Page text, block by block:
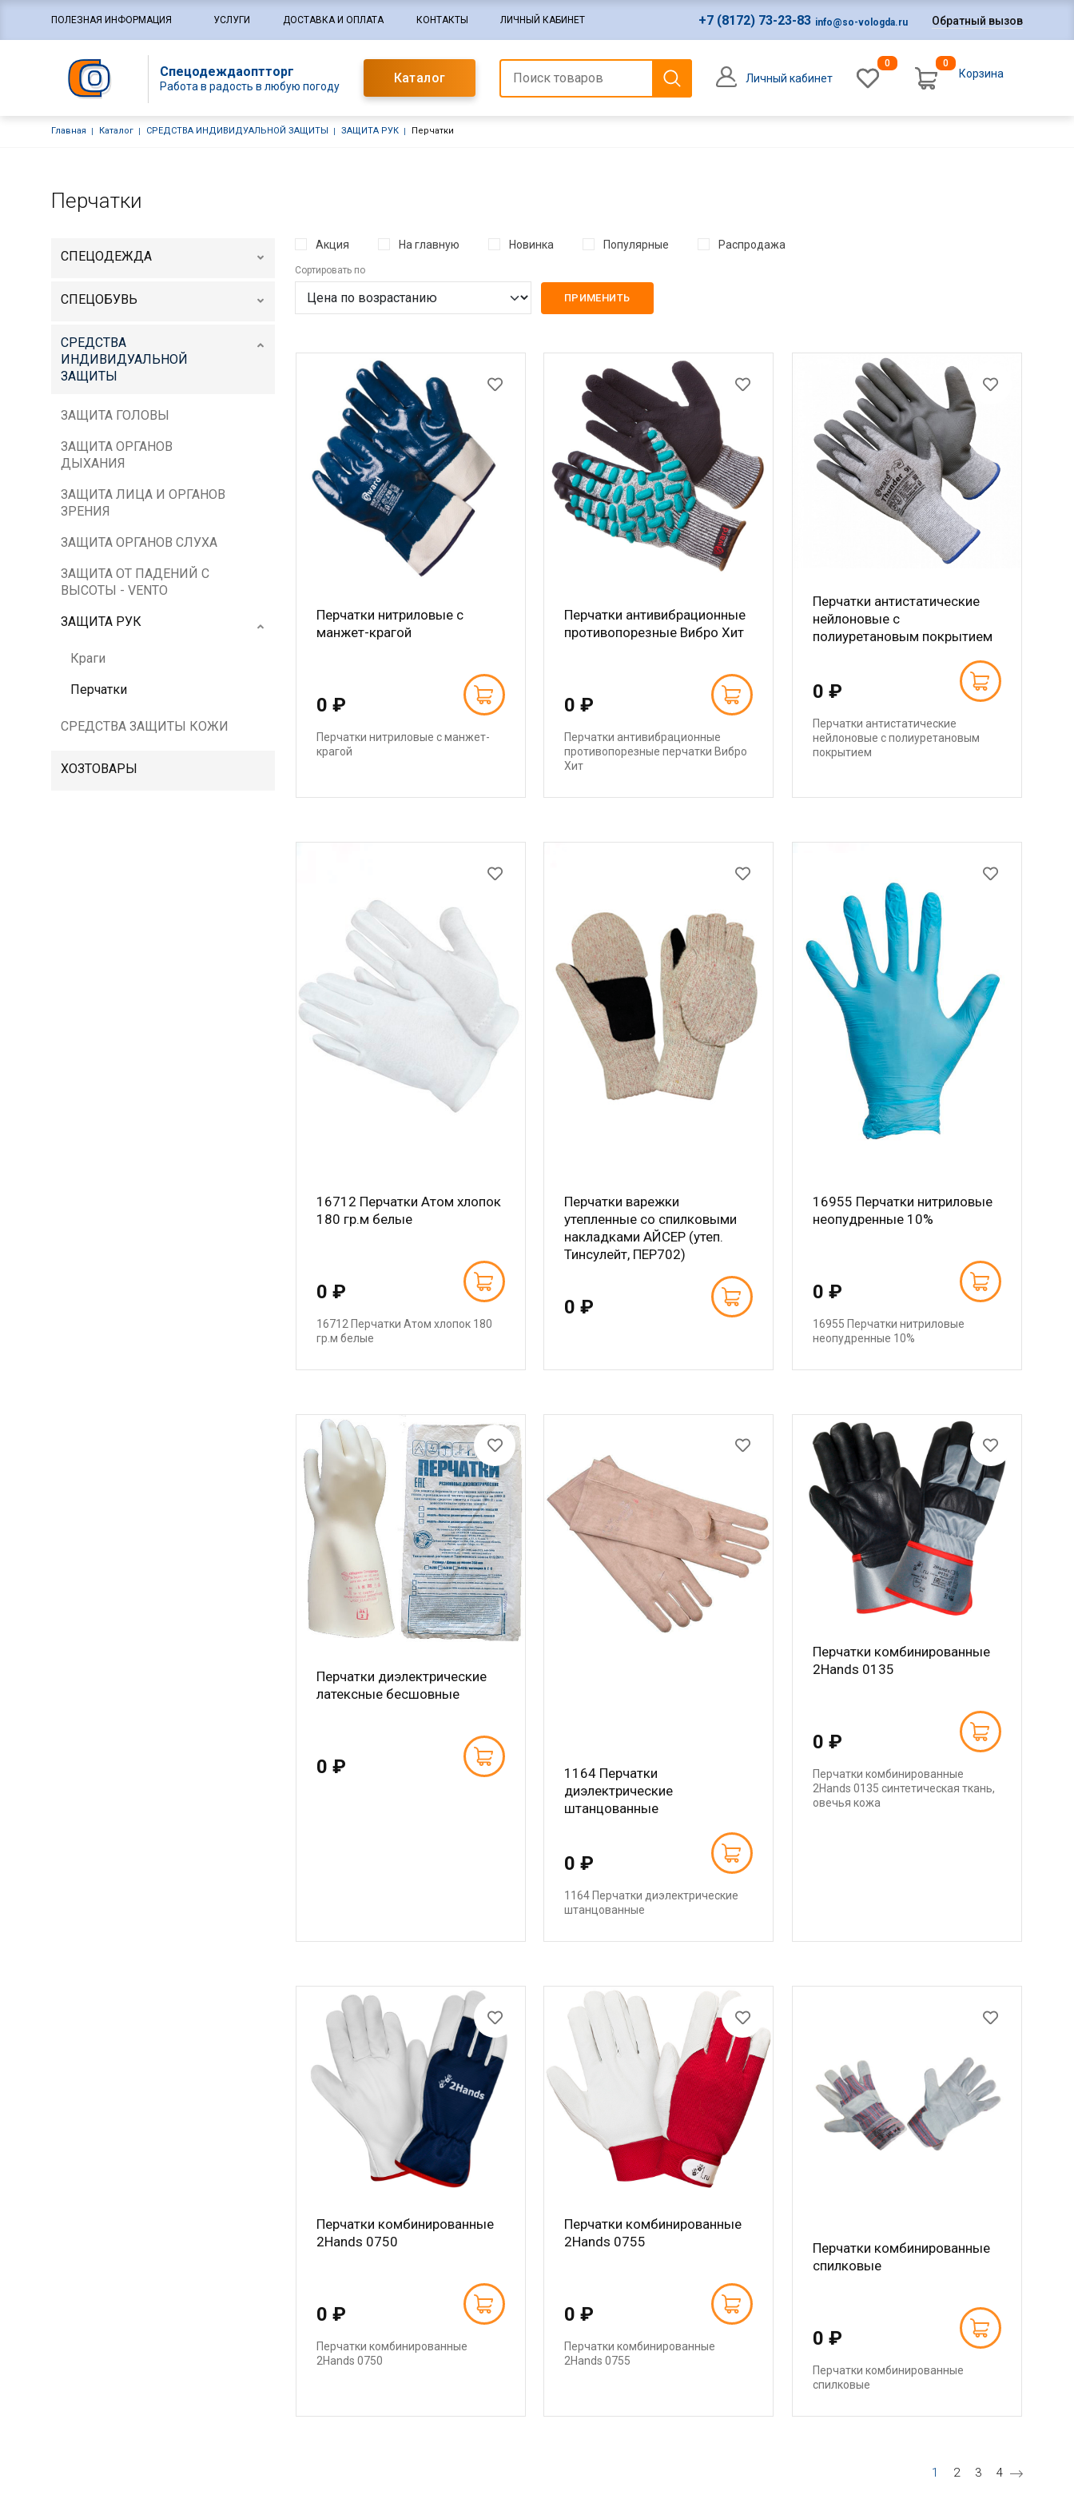
Основная навигация
ПОЛЕЗНАЯ ИНФОРМАЦИЯ УСЛУГИ ДОСТАВКА И ОПЛАТА КОНТАКТЫ ЛИЧНЫЙ КАБИНЕТ +7 (8172) 73-23-83 info@so-vologda.ru Обратный вызов
Спецодеждаоптторг
Работа в радость в любую погоду
Каталог Личный кабинет
0 0
Корзина
Строка навигации
Главная Каталог СРЕДСТВА ИНДИВИДУАЛЬНОЙ ЗАЩИТЫ ЗАЩИТА РУК Перчатки
Перчатки
СПЕЦОДЕЖДА
СПЕЦОБУВЬ
СРЕДСТВА
ИНДИВИДУАЛЬНОЙ
ЗАЩИТЫ
ЗАЩИТА ГОЛОВЫ
ЗАЩИТА ОРГАНОВ
ДЫХАНИЯ
ЗАЩИТА ЛИЦА И ОРГАНОВ
ЗРЕНИЯ
ЗАЩИТА ОРГАНОВ СЛУХА
ЗАЩИТА ОТ ПАДЕНИЙ С
ВЫСОТЫ - VENTO
ЗАЩИТА РУК
Краги
Перчатки
СРЕДСТВА ЗАЩИТЫ КОЖИ
ХОЗТОВАРЫ
Акция На главную Новинка Популярные Распродажа
Сортировать по
Перчатки нитриловые с
манжет-крагой
0 ₽
Перчатки нитриловые с манжет-
крагой
Перчатки антивибрационные
противопорезные Вибро Хит
0 ₽
Перчатки антивибрационные
противопорезные перчатки Вибро
Хит
Перчатки антистатические
нейлоновые с
полиуретановым покрытием
0 ₽
Перчатки антистатические
нейлоновые с полиуретановым
покрытием
16712 Перчатки Атом хлопок
180 гр.м белые
0 ₽
16712 Перчатки Атом хлопок 180
гр.м белые
Перчатки варежки
утепленные со спилковыми
накладками АЙСЕР (утеп.
Тинсулейт, ПЕР702)
0 ₽
16955 Перчатки нитриловые
неопудренные 10%
0 ₽
16955 Перчатки нитриловые
неопудренные 10%
Перчатки диэлектрические
латексные бесшовные
0 ₽
1164 Перчатки
диэлектрические
штанцованные
0 ₽
1164 Перчатки диэлектрические
штанцованные
Перчатки комбинированные
2Hands 0135
0 ₽
Перчатки комбинированные
2Hands 0135 синтетическая ткань,
овечья кожа
Перчатки комбинированные
2Hands 0750
0 ₽
Перчатки комбинированные
2Hands 0750
Перчатки комбинированные
2Hands 0755
0 ₽
Перчатки комбинированные
2Hands 0755
Перчатки комбинированные
спилковые
0 ₽
Перчатки комбинированные
спилковые
Текущая страница
1 Страница
2 Страница
3 Страница
4